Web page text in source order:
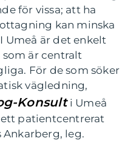
för vissa; att ha
kan minska
Umeå är det enkelt
är centralt
För de som söker
vägledning,
Konsulti Umeå
patientcentrerat
leg.